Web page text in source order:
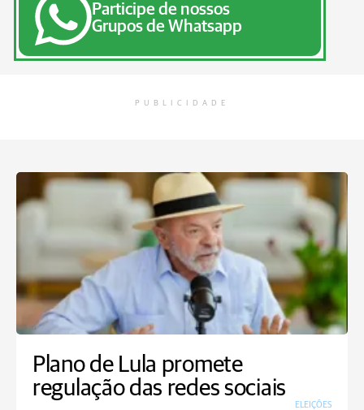
Participe de nossos
Grupos de Whatsapp
PUBLICIDADE
Plano de Lula promete
regulação das redes sociais
ELEIÇÕES